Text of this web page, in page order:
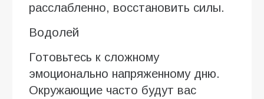
расслабленно, восстановить силы.
Водолей
Готовьтесь к сложному
эмоционально напряженному дню.
Окружающие часто будут вас